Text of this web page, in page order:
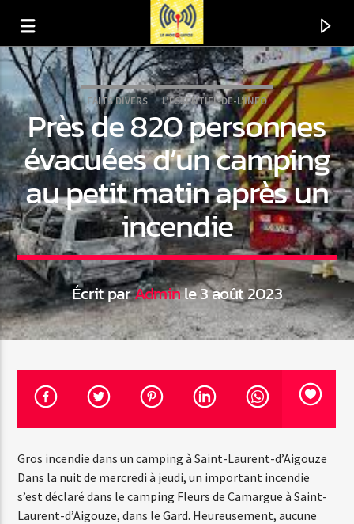
En ce moment
Titre
Artiste
07:00 22:00
FAITS DIVERS L'ESSENTIEL-DE-L'INFO
Près de 820 personnes
évacuées d’un camping
au petit matin après un
incendie
Écrit parAdminle 3 août 2023
Gros incendie dans un camping à Saint-Laurent-d’Aigouze
Dans la nuit de mercredi à jeudi, un important incendie
s’est déclaré dans le camping Fleurs de Camargue à Saint-
Laurent-d’Aigouze, dans le Gard. Heureusement, aucune